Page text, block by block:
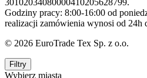
Godziny pracy: 8:00-16:00 od
realizacji zamówienia wynosi od 24h
© 2026 EuroTrade Tex Sp. z o.o.
Filtry
Wybierz miasta